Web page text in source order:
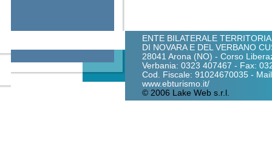
ENTE BILATERALE
DI NOVARA E DEL VERBANO
28041 Arona (NO) - Corso
Verbania: 0323 407467 - Fax:
Cod. Fiscale: 91024670035 -
www.ebturismo.it/
© 2006 Lake Web s.r.l.